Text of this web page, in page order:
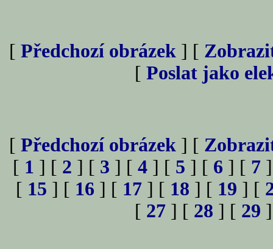
[ Předchozí obrázek ] [
[ Poslat jako
[ Předchozí obrázek ] [
[ 1 ] [ 2 ] [ 3 ] [ 4 ] [ 5 ] [ 6 ] [ 7
[ 15 ] [ 16 ] [ 17 ] [ 18 ] [ 19 ] [
[ 27 ] [ 28 ] [ 29